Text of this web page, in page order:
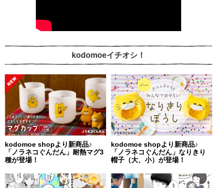
kodomoeイチオシ！
kodomoe shopより新商品♪
「ノラネコぐんだん」耐熱マグ3
種が登場！
kodomoe shopより新商品♪
「ノラネコぐんだん」なりきり
帽子（大、小）が登場！